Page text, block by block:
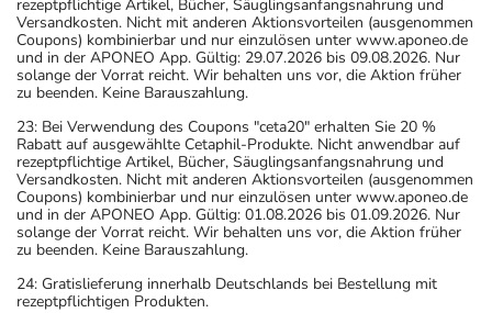
- Durch plötzliches Absetzen können Probleme oder
Beschwerden auftreten. Deshalb sollte die Behandlung
langsam, das heißt mit einem schrittweisen
Ausschleichen der Dosis, beendet werden. Lassen Sie
sich dazu am besten von Ihrem Arzt oder Apotheker
beraten.
- Dieses Arzneimittel enthält Stoffe, die unter
Umständen als Dopingstoffe eingeordnet werden
können. Fragen Sie dazu Ihren Arzt oder Apotheker.
- Vorsicht bei Allergie gegen Betablocker!
- Vorsicht bei Allergie gegen Maisstärke!
rezeptpflichtige Artikel, Bücher, Säuglingsanfangsnahrung und
Versandkosten. Nicht mit anderen Aktionsvorteilen (ausgenommen
Coupons) kombinierbar und nur einzulösen unter www.aponeo.de
und in der APONEO App. Gültig: 29.07.2026 bis 09.08.2026. Nur
solange der Vorrat reicht. Wir behalten uns vor, die Aktion früher
zu beenden. Keine Barauszahlung.
23: Bei Verwendung des Coupons "ceta20" erhalten Sie 20 %
Rabatt auf ausgewählte Cetaphil-Produkte. Nicht anwendbar auf
rezeptpflichtige Artikel, Bücher, Säuglingsanfangsnahrung und
Versandkosten. Nicht mit anderen Aktionsvorteilen (ausgenommen
Coupons) kombinierbar und nur einzulösen unter www.aponeo.de
und in der APONEO App. Gültig: 01.08.2026 bis 01.09.2026. Nur
solange der Vorrat reicht. Wir behalten uns vor, die Aktion früher
zu beenden. Keine Barauszahlung.
24: Gratislieferung innerhalb Deutschlands bei Bestellung mit
rezeptpflichtigen Produkten.